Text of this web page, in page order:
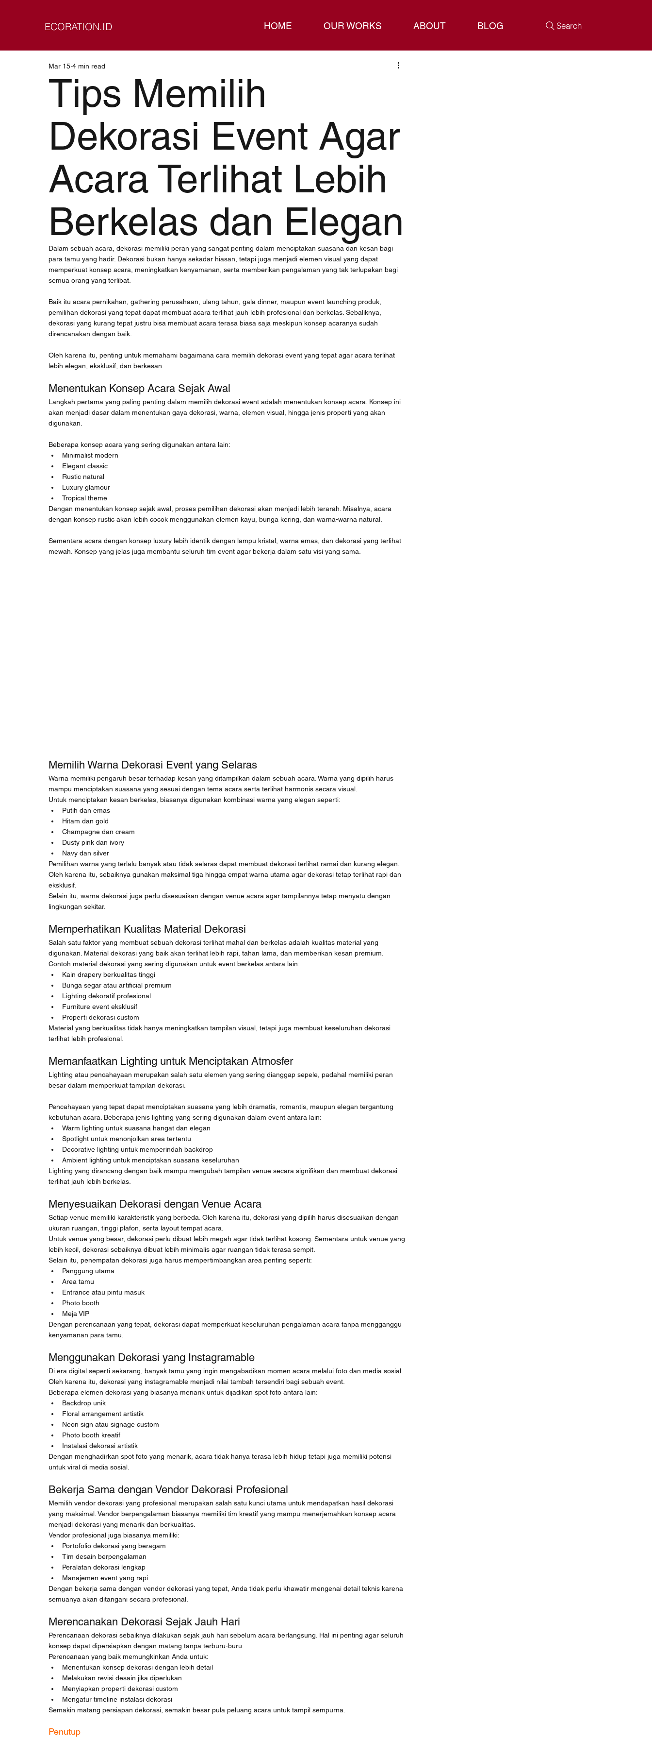
ECORATION.ID HOME OUR WORKS ABOUT BLOG Search
Tips Memilih
Dekorasi Event Agar
Acara Terlihat Lebih
Berkelas dan Elegan
Mar 15 4 min read
Dalam sebuah acara, dekorasi memiliki peran yang sangat penting dalam menciptakan suasana dan kesan bagi
para tamu yang hadir. Dekorasi bukan hanya sekadar hiasan, tetapi juga menjadi elemen visual yang dapat
memperkuat konsep acara, meningkatkan kenyamanan, serta memberikan pengalaman yang tak terlupakan bagi
semua orang yang terlibat.
Baik itu acara pernikahan, gathering perusahaan, ulang tahun, gala dinner, maupun event launching produk,
pemilihan dekorasi yang tepat dapat membuat acara terlihat jauh lebih profesional dan berkelas. Sebaliknya,
dekorasi yang kurang tepat justru bisa membuat acara terasa biasa saja meskipun konsep acaranya sudah
direncanakan dengan baik.
Oleh karena itu, penting untuk memahami bagaimana cara memilih dekorasi event yang tepat agar acara terlihat
lebih elegan, eksklusif, dan berkesan.
Menentukan Konsep Acara Sejak Awal
Langkah pertama yang paling penting dalam memilih dekorasi event adalah menentukan konsep acara. Konsep ini
akan menjadi dasar dalam menentukan gaya dekorasi, warna, elemen visual, hingga jenis properti yang akan
digunakan.
Beberapa konsep acara yang sering digunakan antara lain:
Minimalist modern
Elegant classic
Rustic natural
Luxury glamour
Tropical theme
Dengan menentukan konsep sejak awal, proses pemilihan dekorasi akan menjadi lebih terarah. Misalnya, acara
dengan konsep rustic akan lebih cocok menggunakan elemen kayu, bunga kering, dan warna-warna natural.
Sementara acara dengan konsep luxury lebih identik dengan lampu kristal, warna emas, dan dekorasi yang terlihat
mewah. Konsep yang jelas juga membantu seluruh tim event agar bekerja dalam satu visi yang sama.
Memilih Warna Dekorasi Event yang Selaras
Warna memiliki pengaruh besar terhadap kesan yang ditampilkan dalam sebuah acara. Warna yang dipilih harus
mampu menciptakan suasana yang sesuai dengan tema acara serta terlihat harmonis secara visual.
Untuk menciptakan kesan berkelas, biasanya digunakan kombinasi warna yang elegan seperti:
Putih dan emas
Hitam dan gold
Champagne dan cream
Dusty pink dan ivory
Navy dan silver
Pemilihan warna yang terlalu banyak atau tidak selaras dapat membuat dekorasi terlihat ramai dan kurang elegan.
Oleh karena itu, sebaiknya gunakan maksimal tiga hingga empat warna utama agar dekorasi tetap terlihat rapi dan
eksklusif.
Selain itu, warna dekorasi juga perlu disesuaikan dengan venue acara agar tampilannya tetap menyatu dengan
lingkungan sekitar.
Memperhatikan Kualitas Material Dekorasi
Salah satu faktor yang membuat sebuah dekorasi terlihat mahal dan berkelas adalah kualitas material yang
digunakan. Material dekorasi yang baik akan terlihat lebih rapi, tahan lama, dan memberikan kesan premium.
Contoh material dekorasi yang sering digunakan untuk event berkelas antara lain:
Kain drapery berkualitas tinggi
Bunga segar atau artificial premium
Lighting dekoratif profesional
Furniture event eksklusif
Properti dekorasi custom
Material yang berkualitas tidak hanya meningkatkan tampilan visual, tetapi juga membuat keseluruhan dekorasi
terlihat lebih profesional.
Memanfaatkan Lighting untuk Menciptakan Atmosfer
Lighting atau pencahayaan merupakan salah satu elemen yang sering dianggap sepele, padahal memiliki peran
besar dalam memperkuat tampilan dekorasi.
Pencahayaan yang tepat dapat menciptakan suasana yang lebih dramatis, romantis, maupun elegan tergantung
kebutuhan acara. Beberapa jenis lighting yang sering digunakan dalam event antara lain:
Warm lighting untuk suasana hangat dan elegan
Spotlight untuk menonjolkan area tertentu
Decorative lighting untuk memperindah backdrop
Ambient lighting untuk menciptakan suasana keseluruhan
Lighting yang dirancang dengan baik mampu mengubah tampilan venue secara signifikan dan membuat dekorasi
terlihat jauh lebih berkelas.
Menyesuaikan Dekorasi dengan Venue Acara
Setiap venue memiliki karakteristik yang berbeda. Oleh karena itu, dekorasi yang dipilih harus disesuaikan dengan
ukuran ruangan, tinggi plafon, serta layout tempat acara.
Untuk venue yang besar, dekorasi perlu dibuat lebih megah agar tidak terlihat kosong. Sementara untuk venue yang
lebih kecil, dekorasi sebaiknya dibuat lebih minimalis agar ruangan tidak terasa sempit.
Selain itu, penempatan dekorasi juga harus mempertimbangkan area penting seperti:
Panggung utama
Area tamu
Entrance atau pintu masuk
Photo booth
Meja VIP
Dengan perencanaan yang tepat, dekorasi dapat memperkuat keseluruhan pengalaman acara tanpa mengganggu
kenyamanan para tamu.
Menggunakan Dekorasi yang Instagramable
Di era digital seperti sekarang, banyak tamu yang ingin mengabadikan momen acara melalui foto dan media sosial.
Oleh karena itu, dekorasi yang instagramable menjadi nilai tambah tersendiri bagi sebuah event.
Beberapa elemen dekorasi yang biasanya menarik untuk dijadikan spot foto antara lain:
Backdrop unik
Floral arrangement artistik
Neon sign atau signage custom
Photo booth kreatif
Instalasi dekorasi artistik
Dengan menghadirkan spot foto yang menarik, acara tidak hanya terasa lebih hidup tetapi juga memiliki potensi
untuk viral di media sosial.
Bekerja Sama dengan Vendor Dekorasi Profesional
Memilih vendor dekorasi yang profesional merupakan salah satu kunci utama untuk mendapatkan hasil dekorasi
yang maksimal. Vendor berpengalaman biasanya memiliki tim kreatif yang mampu menerjemahkan konsep acara
menjadi dekorasi yang menarik dan berkualitas.
Vendor profesional juga biasanya memiliki:
Portofolio dekorasi yang beragam
Tim desain berpengalaman
Peralatan dekorasi lengkap
Manajemen event yang rapi
Dengan bekerja sama dengan vendor dekorasi yang tepat, Anda tidak perlu khawatir mengenai detail teknis karena
semuanya akan ditangani secara profesional.
Merencanakan Dekorasi Sejak Jauh Hari
Perencanaan dekorasi sebaiknya dilakukan sejak jauh hari sebelum acara berlangsung. Hal ini penting agar seluruh
konsep dapat dipersiapkan dengan matang tanpa terburu-buru.
Perencanaan yang baik memungkinkan Anda untuk:
Menentukan konsep dekorasi dengan lebih detail
Melakukan revisi desain jika diperlukan
Menyiapkan properti dekorasi custom
Mengatur timeline instalasi dekorasi
Semakin matang persiapan dekorasi, semakin besar pula peluang acara untuk tampil sempurna.
Penutup